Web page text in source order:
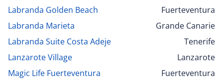
Labranda Golden Beach
Fuerteventura
Labranda Marieta
Grande Canarie
Labranda Suite Costa Adeje
Tenerife
Lanzarote Village
Lanzarote
Magic Life Fuerteventura
Fuerteventura